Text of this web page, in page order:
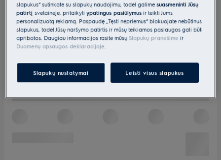
slapukus“ sutinkate su slapukų naudojimu, todėl galimesuasmeninti Jūsų
patirtįsvetainėje, pritaikytiypatingus pasiūlymus ir teikti Jums
personalizuotą reklamą. Paspaudę „Tęsti nepriėmus“ blokuojate nebūtinus
slapukus, todėl Jūsų naršymo patirtis ir mūsų teikiamos paslaugos gali būti
apribotos. Daugiau informacijos rasite mūsų Slapukų pranešime ir
Duomenų apsaugos deklaracijoje.
Slapukų nustatymai Leisti visus slapukus